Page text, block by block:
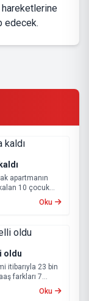
edecek.
apartmanın
10 çocuk
Oku
oldu
itibarıyla 23 bin
farkları 7
Oku